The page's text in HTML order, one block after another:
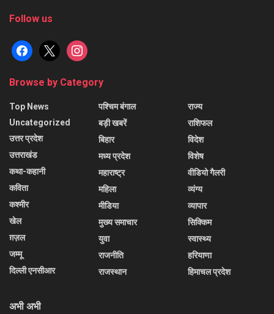
Follow us
facebook
x instagram
Browse by Category
Top News
Uncategorized
उत्तर प्रदेश
उत्तराखंड
कथा-कहानी
कविता
कश्मीर
खेल
ग़ज़ल
जम्मू
दिल्ली एनसीआर
पश्चिम बंगाल
बड़ी खबरें
बिहार
मध्य प्रदेश
महाराष्ट्र
महिला
मीडिया
मुख्य समाचार
युवा
राजनीति
राजस्थान
राज्य
राशिफल
विदेश
विशेष
वीडियो गैलरी
व्यंग्य
व्यापार
सिक्किम
स्वास्थ्य
हरियाणा
हिमाचल प्रदेश
अभी अभी